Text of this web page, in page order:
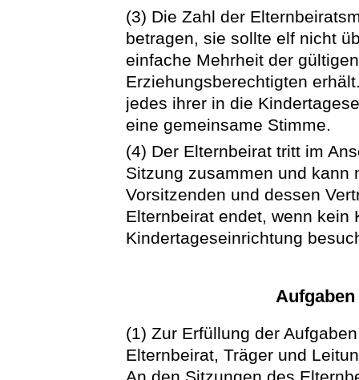
(3) Die Zahl der
betragen, sie sollte elf nicht
einfache Mehrheit der
Erziehungsberechtigten
jedes ihrer in die
eine gemeinsame Stimme.
(4) Der Elternbeirat tritt im
Sitzung zusammen und kann
Vorsitzenden und dessen
Elternbeirat endet, wenn kein
Kindertageseinrichtung
(1) Zur Erfüllung der
Elternbeirat, Träger und